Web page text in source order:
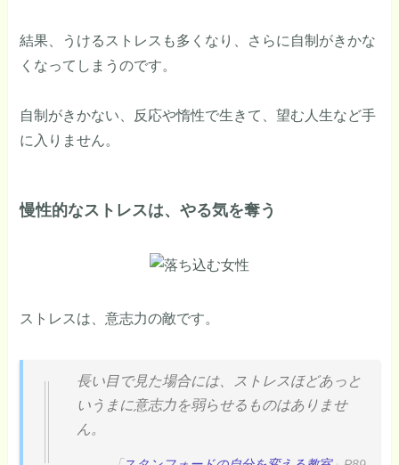
結果、うけるストレスも多くなり、さらに自制がきかな
くなってしまうのです。
自制がきかない、反応や惰性で生きて、望む人生など手
に入りません。
慢性的なストレスは、やる気を奪う
ストレスは、意志力の敵です。
長い目で見た場合には、ストレスほどあっと
いうまに意志力を弱らせるものはありませ
ん。